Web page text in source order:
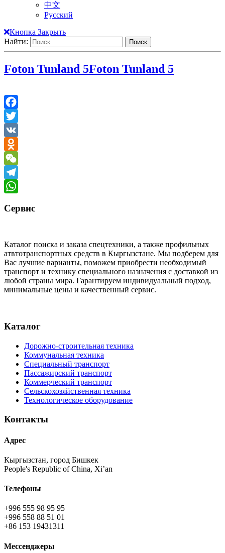
中文
Русский
Кнопка Закрыть
Найти:
Foton Tunland 5Foton Tunland 5
Facebook
Twitter
VK
Odnoklassniki
WeChat
Telegram
Сервис
Каталог поиска и заказа спецтехники, а также профильных
атвтотранспортных средств в Кыргызстане. Мы подберем для
Вас лучшие варианты, поможем приобрести необходимый
транспорт и технику специального назначения с доставкой из
любой страны мира. Гарантируем индивидуальный подход,
минимальные цены и качественный сервис.
Каталог
Дорожно-строительная техника
Коммунальная техника
Специальный транспорт
Пассажирский транспорт
Коммерческий транспорт
Сельскохозяйственная техника
Технологическое оборудование
Контакты
Адрес
Кыргызстан, город Бишкек
People's Republic of China, Xi’an
Телефоны
+996 555 98 95 95
+996 558 88 51 01
+86 153 19431311
Мессенджеры